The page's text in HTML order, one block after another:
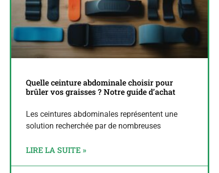
Quelle ceinture abdominale choisir pour
brûler vos graisses ? Notre guide d’achat
Les ceintures abdominales représentent une
solution recherchée par de nombreuses
LIRE LA SUITE »